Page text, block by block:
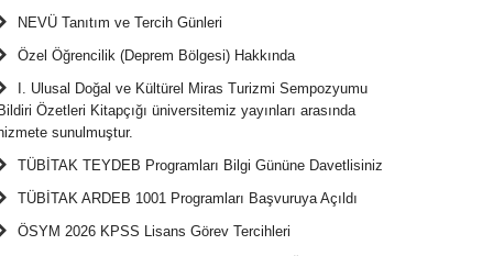
NEVÜ Tanıtım ve Tercih Günleri
Özel Öğrencilik (Deprem Bölgesi) Hakkında
I. Ulusal Doğal ve Kültürel Miras Turizmi Sempozyumu
Özetleri Kitapçığı üniversitemiz yayınları arasında
sunulmuştur.
TÜBİTAK TEYDEB Programları Bilgi Gününe Davetlisiniz
TÜBİTAK ARDEB 1001 Programları Başvuruya Açıldı
ÖSYM 2026 KPSS Lisans Görev Tercihleri